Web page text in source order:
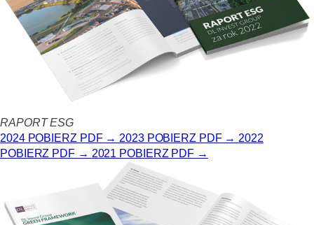
RAPORT ESG
2024 POBIERZ PDF → 2023 POBIERZ PDF → 2022
POBIERZ PDF → 2021 POBIERZ PDF →